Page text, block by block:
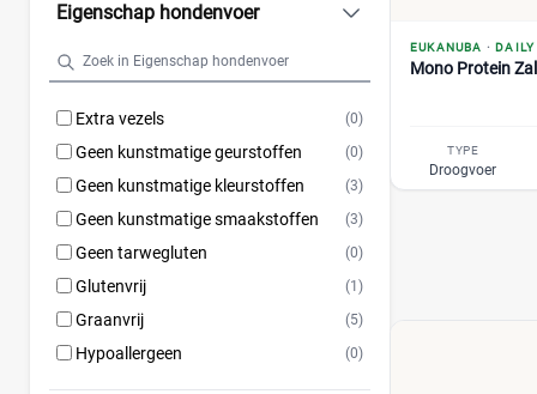
Eigenschap hondenvoer
Extra vezels (0)
Geen kunstmatige geurstoffen (0)
Geen kunstmatige kleurstoffen (3)
Geen kunstmatige smaakstoffen (3)
Geen tarwegluten (0)
Glutenvrij (1)
Graanvrij (5)
Hypoallergeen (0)
EUKANUBA ·DAILY
Mono Protein
TYPE
Droogvoer